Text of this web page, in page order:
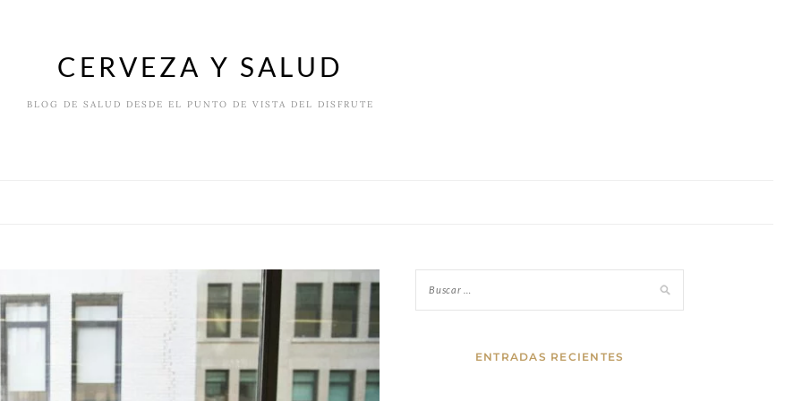
CERVEZA Y SALUD
BLOG DE SALUD DESDE EL PUNTO DE VISTA DEL DISFRUTE
ENTRADAS RECIENTES